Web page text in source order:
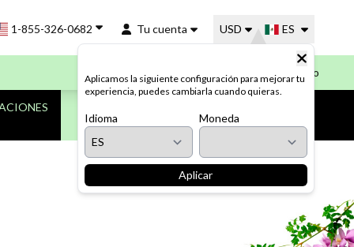
1-855-326-0682 Tu cuenta USD ES
Aplicamos la siguiente configuración para mejorar tu
experiencia, puedes cambiarla cuando quieras.
Idioma Moneda
Aplicar
Mi Carrito